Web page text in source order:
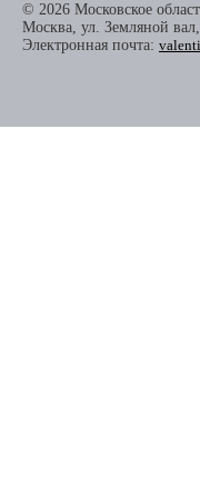
© 2026 Московское
Москва, ул. Земляной
Электронная почта: